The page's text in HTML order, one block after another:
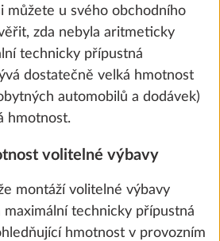
(AGM, 95 Ah), senzor
na baterii
29,0 kg
23 400 Kč
můžete u svého obchodního
zda nebyla aritmeticky
technicky přípustná
dostatečně velká hmotnost
automobilů a dodávek)
hmotnost.
volitelné výbavy
montáží volitelné výbavy
technicky přípustná
hmotnost v provozním